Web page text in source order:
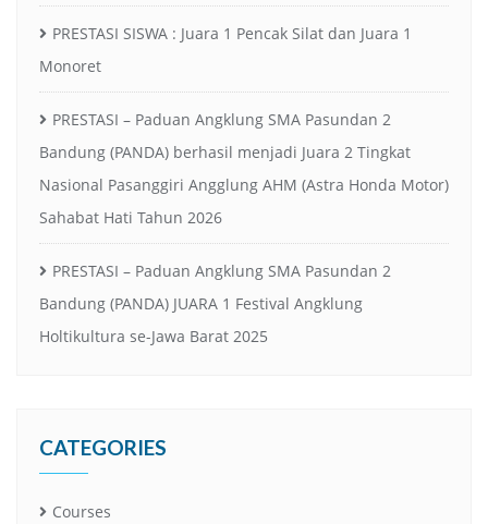
PRESTASI SISWA : Juara 1 Pencak Silat dan Juara 1
Monoret
PRESTASI – Paduan Angklung SMA Pasundan 2
Bandung (PANDA) berhasil menjadi Juara 2 Tingkat
Nasional Pasanggiri Angglung AHM (Astra Honda Motor)
Sahabat Hati Tahun 2026
PRESTASI – Paduan Angklung SMA Pasundan 2
Bandung (PANDA) JUARA 1 Festival Angklung
Holtikultura se-Jawa Barat 2025
CATEGORIES
Courses